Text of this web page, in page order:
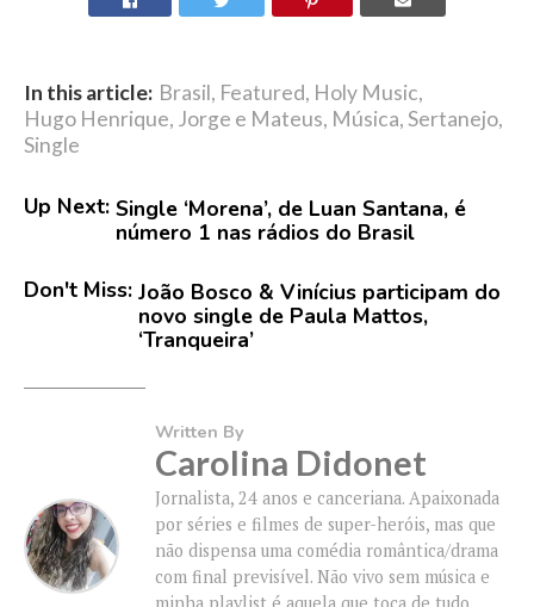
In this article: Brasil, Featured, Holy Music,
Hugo Henrique, Jorge e Mateus, Música,Sertanejo,
Single
Up Next: Single ‘Morena’, de Luan Santana, é
número 1 nas rádios do Brasil
Don't Miss: João Bosco & Vinícius participam do
novo single de Paula Mattos,
‘Tranqueira’
Written By
Carolina Didonet
Jornalista, 24 anos e canceriana. Apaixonada
por séries e filmes de super-heróis, mas que
não dispensa uma comédia romântica/drama
com final previsível. Não vivo sem música e